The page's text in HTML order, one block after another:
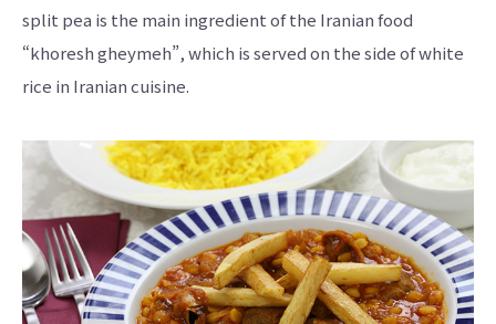
split pea is the main ingredient of the Iranian food
“khoresh gheymeh”, which is served on the side of white
rice in Iranian cuisine.